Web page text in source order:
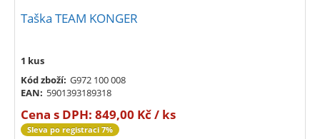
Taška TEAM KONGER
1 kus
Kód zboží: G972 100 008
EAN: 5901393189318
Cena s DPH: 849,00 Kč / ks
Sleva po registraci 7%